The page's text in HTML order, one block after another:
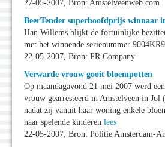
27-05-2007, Bron: Amstelveenweb.com
BeerTender superhoofdprijs winnaar
Han Willems blijkt de fortuinlijke
met het winnende serienummer
22-05-2007, Bron: PR Company
Verwarde vrouw gooit bloempotten
Op maandagavond 21 mei 2007 werd
vrouw gearresteerd in Amstelveen in Jol
nadat zij vanuit haar woning enkele
naar spelende kinderen lees
22-05-2007, Bron: Politie Amsterdam-